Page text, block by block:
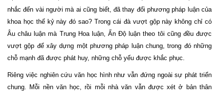
nhắc đến vài người mà ai cũng biết, đã thay đổi phương pháp luận của
khoa học thế kỷ này đó sao? Trong cái đà vượt gộp này không chỉ có
Âu châu luận mà Trung Hoa luận, Ấn Độ luận theo tôi cũng đều được
vượt gộp để xây dựng một phương pháp luận chung, trong đó những
chỗ mạnh đã được phát huy, những chỗ yếu được khắc phục.
Riêng việc nghiên cứu văn học hình như vẫn đứng ngoài sự phát triển
chung. Mỗi nền văn học, rồi mỗi nhà văn vẫn được xét ở bản thân